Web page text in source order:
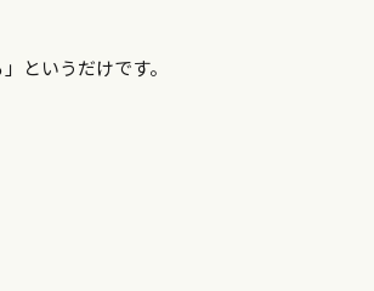
というだけです。